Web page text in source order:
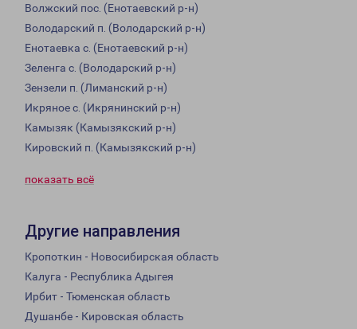
Волжский пос. (Енотаевский р-н)
Володарский п. (Володарский р-н)
Енотаевка с. (Енотаевский р-н)
Зеленга с. (Володарский р-н)
Зензели п. (Лиманский р-н)
Икряное с. (Икрянинский р-н)
Камызяк (Камызякский р-н)
Кировский п. (Камызякский р-н)
показать всё
Другие направления
Кропоткин - Новосибирская область
Калуга - Республика Адыгея
Ирбит - Тюменская область
Душанбе - Кировская область